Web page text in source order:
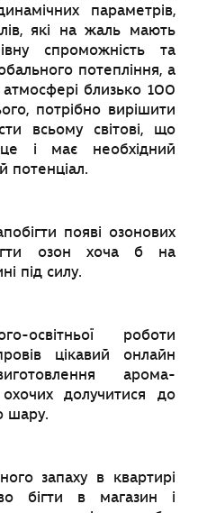
параметрів,
які на жаль мають
спроможність та
потепління, а
близько 100
потрібно вирішити
всьому світові, що
і має необхідний
потенціал.
появі озонових
озон хоча б на
під силу.
освітньої роботи
цікавий онлайн
арома-
долучитися до
шару.
запаху в квартирі
бігти в магазин і